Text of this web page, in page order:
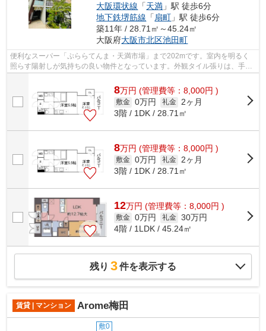
大阪環状線 「天満 」駅 徒歩6分
地下鉄堺筋線 「 扇町 」駅 徒歩6分
築11年 / 28.71㎡～45.24㎡
大阪府大阪市北区池田町
便利なスーパー「ぷららてんま・天満市場」まで202mです。室内を明るく
照らす陽射しが気持ちの良い物件となっています。外観タイル張りは、手入
れを考えれば決して高価ではありません...
8万円 (管理費等：8,000円 )
敷金 0万円 礼金 2ヶ月
3階 / 1DK / 28.71㎡
8万円 (管理費等：8,000円 )
敷金 0万円 礼金 2ヶ月
3階 / 1DK / 28.71㎡
12万円 (管理費等：8,000円 )
敷金 0万円 礼金 30万円
4階 / 1LDK / 45.24㎡
残り 3件を表示する
賃貸 | マンション Arome梅田
敷0